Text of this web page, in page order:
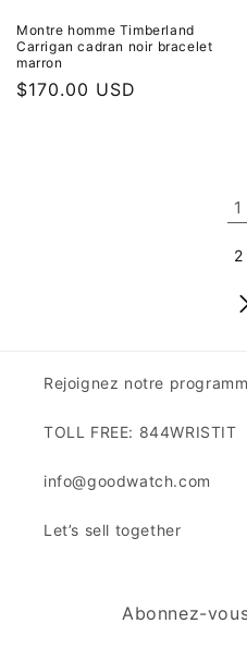
Montre homme Timberland
Carrigan cadran noir bracelet
marron
Prix
$170.00 USD
1
2
Rejoignez notre
TOLL FREE: 844WRISTIT
info@goodwatch.com
Let’s sell together
Abonnez-